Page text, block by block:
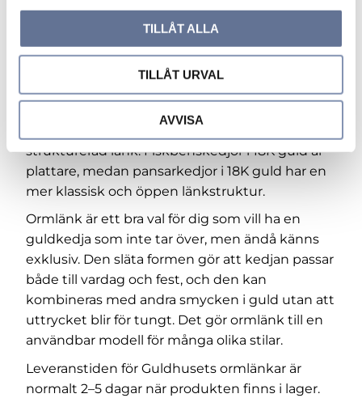
TILLÅT ALLA
TILLÅT URVAL
AVVISA
ormlänk passar bäst till lättare hängen.
Om du jämför ormlänk med andra guldkedjor är
skillnaden framför allt den släta och täta
känslan.Veneziakedjor i 18K guldhar en rakare
strukturerad länk.Fiskbenskedjor i 18K guldär
plattare, medan pansarkedjor i 18K guld har en
mer klassisk och öppen länkstruktur.
Ormlänk är ett bra val för dig som vill ha en
guldkedja som inte tar över, men ändå känns
exklusiv. Den släta formen gör att kedjan passar
både till vardag och fest, och den kan
kombineras med andra smycken i guld utan att
uttrycket blir för tungt. Det gör ormlänk till en
användbar modell för många olika stilar.
Leveranstiden för Guldhusets ormlänkar är
normalt 2–5 dagar när produkten finns i lager.